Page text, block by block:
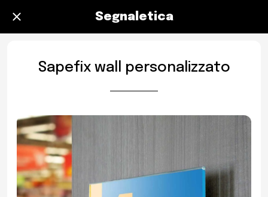
Segnaletica
Sapefix wall personalizzato